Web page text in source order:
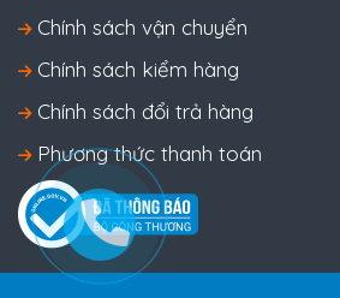
Chính sách vận chuyển
Chính sách kiểm hàng
Chính sách đổi trả hàng
Phương thức thanh toán